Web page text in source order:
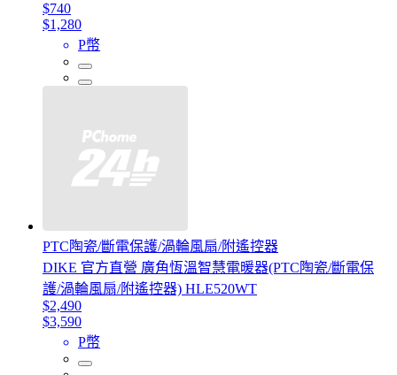
$740
$1,280
P幣
PTC陶瓷/斷電保護/渦輪風扇/附遙控器
DIKE 官方直營 廣角恆溫智慧電暖器(PTC陶瓷/斷電保
護/渦輪風扇/附遙控器) HLE520WT
$2,490
$3,590
P幣